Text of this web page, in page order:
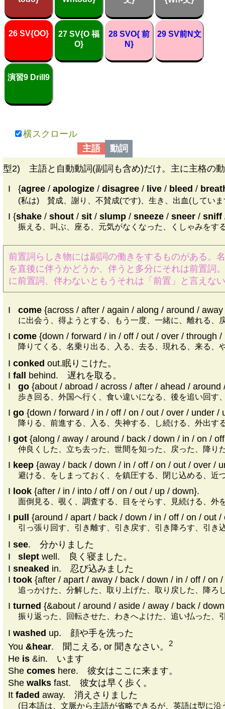
26 SV{OO}
27 SV{O 福
O}
28 SVO{ 前
N}
29 SV前N文
演習9 Drill9
横スクロール
主語
動詞
型2) 主語と自動動詞(副詞も含め)だけ。主に主格の
I
{agree / apologize / disagree / live / bleed /
(私は) 賛成、謝り、不賛成(です)、生き、出血(してい
I {shake / shout / sit / slump / sneeze / sneer / sniff
振える、叫ぶ、座る、元気がなくなった、くしゃみをす
前置詞らしき物には副詞の働きをするものがある。
を直後に伴うかどうか、伴うと多分にそれは前置詞
に前置詞、伴わないともうそれは「前置」と言えな
I come {across / after / again / along / around /
に出会う、得ようとする、もう一度、一緒に、離れる、
I come {down / forward / in / off / out / over / through /
降りてくる、名乗り出る、入る、去る、現れる、来る、
I conked out.眠りこけた。
I fall
behind. 遅れを取る。
I
go {about / abroad / across / after / ahead /
歩き回る、外国へ行く、食い違いになる、後を追い回
I go {down / forward / in / off / on / out / over / under /
降りる、前進する、入る、失神する、し続ける、外出
I got {along / away / around / back / down / in / on /
仲良くした、立ち去った、世間を知った、戻った、降
I keep {away / back / down / in / off / on / out / over /
避ける、をしまっておく、を鎮圧する、閉じ込める、
I look {after / in / into / off / on / out / up / down}.
面倒見る、覗く、調査する、目をそらす、見続ける、外
I pull {around / apart / back / down / in / off / on / out /
引っ張り回す、引き離す、引き戻す、引き降ろす、引
I see. 分かりました
I
slept well. 良く寝ました。
I sneaked in. 忍び込みました
I took {after / apart / away / back / down / in / off / on
追っかけた、分解した、取り上げた、取り戻した、降
I turned {&about / around / aside / away / back /
振り返った、回転させた、わきへよけた、追い払った
I washed up. 顔や手を洗った
You &hear. 聞こえる, or 聞きなさい。 2
He is &in. います
She comes here. 彼女はここに来ます。
She walks fast. 彼女は早く歩く。
It faded away. 消えさりました
(日本語は、文脈から主語が省略できるが、英語は型に沿